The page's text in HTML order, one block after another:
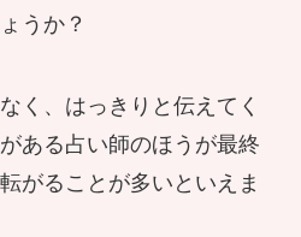
恐怖の心霊体験～霊
の実話～
人の見つけ方 神様
けたい？
侶が頼りにされる
を伝えたい
うか？
く、はっきりと伝えてく
ある占い師のほうが最終
がることが多いといえま